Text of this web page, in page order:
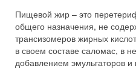
Пищевой жир – это
общего назначения, не
трансизомеров жирных
в своем составе саломас, в
добавлением эмульгаторов